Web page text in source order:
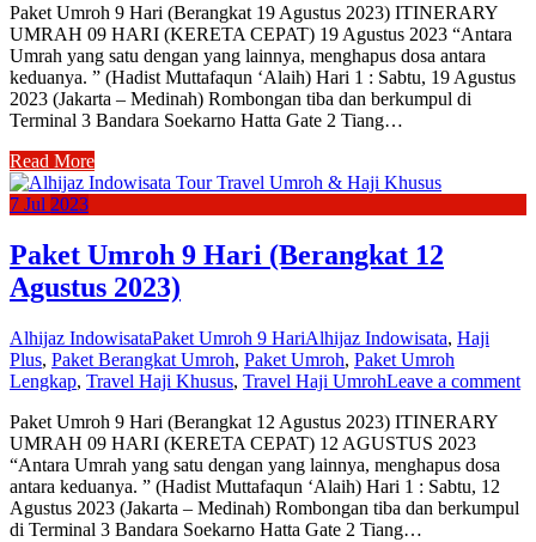
Paket Umroh 9 Hari (Berangkat 19 Agustus 2023) ITINERARY
UMRAH 09 HARI (KERETA CEPAT) 19 Agustus 2023 “Antara
Umrah yang satu dengan yang lainnya, menghapus dosa antara
keduanya. ” (Hadist Muttafaqun ‘Alaih) Hari 1 : Sabtu, 19 Agustus
2023 (Jakarta – Medinah) Rombongan tiba dan berkumpul di
Terminal 3 Bandara Soekarno Hatta Gate 2 Tiang…
Read More
7 Jul 2023
Paket Umroh 9 Hari (Berangkat 12
Agustus 2023)
Alhijaz IndowisataPaket Umroh 9 HariAlhijaz Indowisata, Haji
Plus, Paket Berangkat Umroh, Paket Umroh, Paket Umroh
Lengkap, Travel Haji Khusus, Travel Haji UmrohLeave a comment
Paket Umroh 9 Hari (Berangkat 12 Agustus 2023) ITINERARY
UMRAH 09 HARI (KERETA CEPAT) 12 AGUSTUS 2023
“Antara Umrah yang satu dengan yang lainnya, menghapus dosa
antara keduanya. ” (Hadist Muttafaqun ‘Alaih) Hari 1 : Sabtu, 12
Agustus 2023 (Jakarta – Medinah) Rombongan tiba dan berkumpul
di Terminal 3 Bandara Soekarno Hatta Gate 2 Tiang…